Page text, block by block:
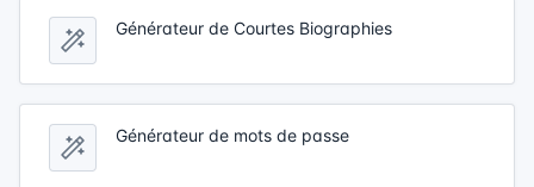
Générateur de Courtes Biographies
Générateur de mots de passe